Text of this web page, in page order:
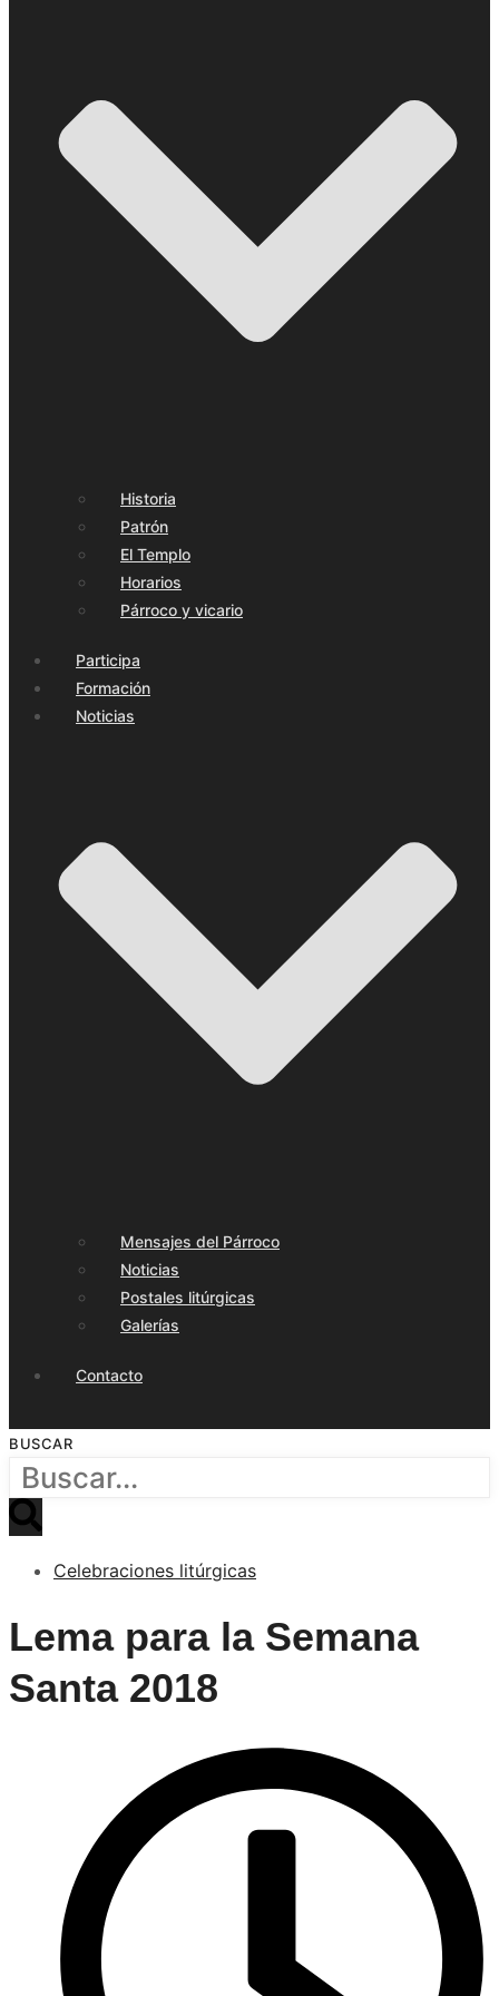
Historia
Patrón
El Templo
Horarios
Párroco y vicario
Participa
Formación
Noticias
Mensajes del Párroco
Noticias
Postales litúrgicas
Galerías
Contacto
BUSCAR
Celebraciones litúrgicas
Lema para la Semana
Santa 2018